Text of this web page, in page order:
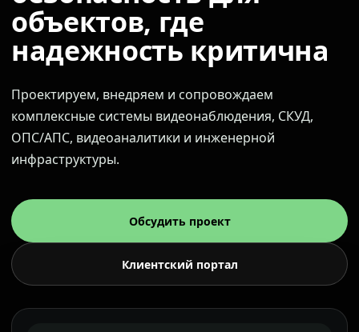
объектов, где
надежность критична
Проектируем, внедряем и сопровождаем
комплексные системы видеонаблюдения, СКУД,
ОПС/АПС, видеоаналитики и инженерной
инфраструктуры.
Обсудить проект
Клиентский портал